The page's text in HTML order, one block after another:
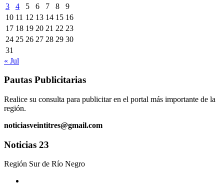
3
4 5 6 7 8
9
10 11 12 13 14 15 16
17 18 19 20 21 22 23
24 25 26 27 28 29 30
31
« Jul
Pautas Publicitarias
Realice su consulta para publicitar en el portal más importante de la
región.
noticiasveintitres@gmail.com
Noticias 23
Región Sur de Río Negro